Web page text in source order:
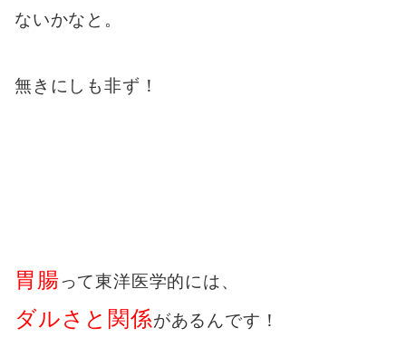
ないかなと。
無きにしも非ず！
胃腸って東洋医学的には、
ダルさと関係があるんです！